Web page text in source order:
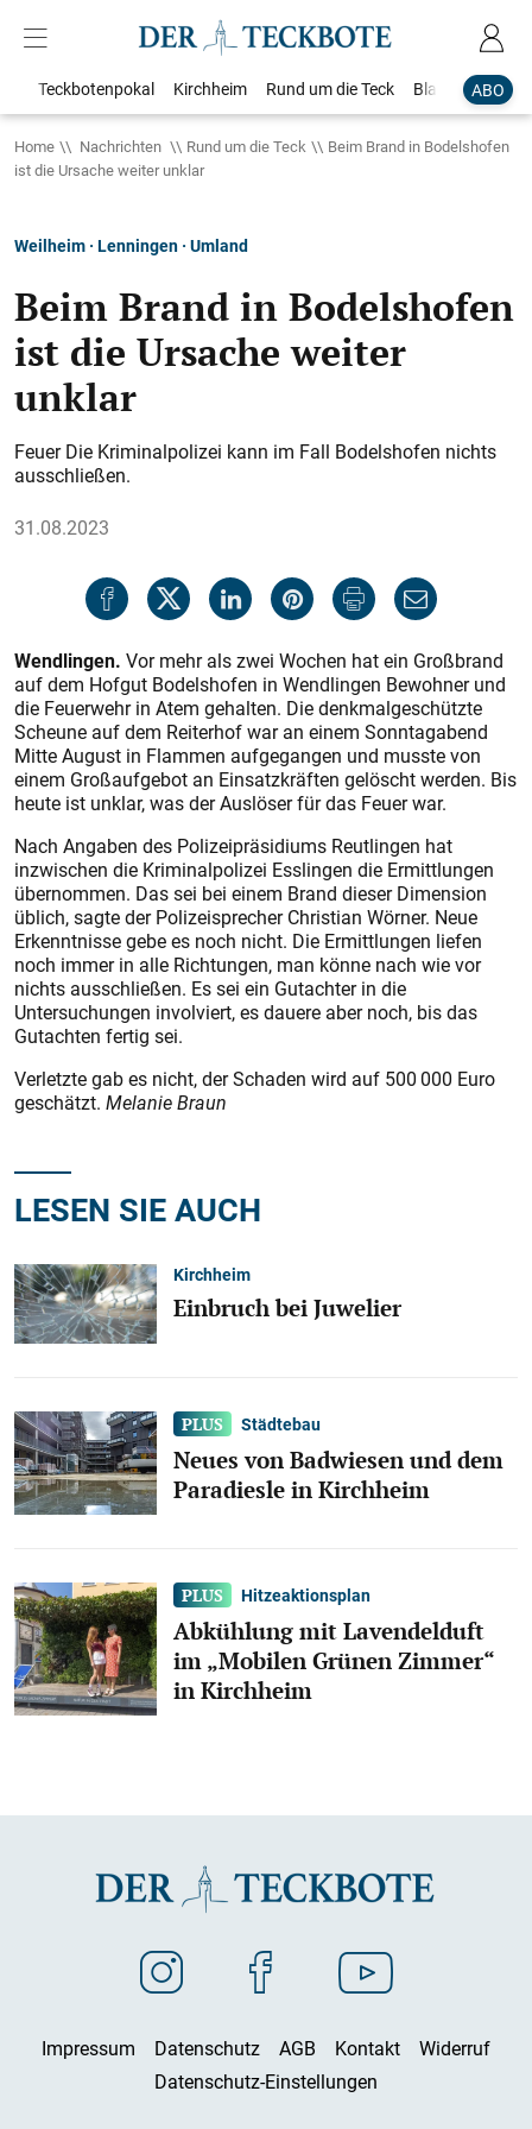
ABO
Teckbotenpokal Kirchheim Rund um die Teck Blaulicht
Home Nachrichten Rund um die Teck
Beim Brand in Bodelshofen
ist die Ursache weiter unklar
Weilheim · Lenningen · Umland
Beim Brand in Bodelshofen
ist die Ursache weiter
unklar
Feuer Die Kriminalpolizei kann im Fall Bodelshofen nichts
ausschließen.
31.08.2023
Wendlingen. Vor mehr als zwei Wochen hat ein Großbrand
auf dem Hofgut Bodelshofen in Wendlingen Bewohner und
die Feuerwehr in Atem gehalten. Die denkmalgeschützte
Scheune auf dem Reiterhof war an einem Sonntagabend
Mitte August in Flammen aufgegangen und musste von
einem Großaufgebot an Einsatzkräften gelöscht werden. Bis
heute ist unklar, was der Auslöser für das Feuer war.
Nach Angaben des Polizeipräsidiums Reutlingen hat
inzwischen die Kriminalpolizei Esslingen die Ermittlungen
übernommen. Das sei bei einem Brand dieser Dimension
üblich, sagte der Polizei­sprecher Christian Wörner. Neue
Erkenntnisse gebe es noch nicht. Die Ermittlungen liefen
noch immer in alle Richtungen, man könne nach wie vor
nichts ausschließen. Es sei ein Gutachter in die
Untersuchungen involviert, es dauere aber noch, bis das
Gutachten fertig sei.
Verletzte gab es nicht, der Schaden wird auf 500 000 Euro
geschätzt. Melanie Braun
LESEN SIE AUCH
Kirchheim
Einbruch bei Juwelier
Städtebau
Neues von Badwiesen und dem
Paradiesle in Kirchheim
Hitzeaktionsplan
Abkühlung mit Lavendelduft
im „Mobilen Grünen Zimmer“
in Kirchheim
Impressum Datenschutz AGB Kontakt
Widerruf
Datenschutz-Einstellungen